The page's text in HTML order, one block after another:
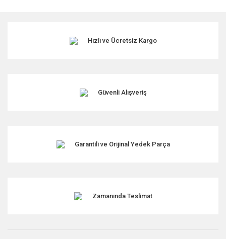
Ürün resmi kalitesiz, bozuk veya görüntülenemiyor.
Ürün fiyatı diğer sitelerden daha pahalı.
Hızlı ve Ücretsiz Kargo
Güvenli Alışveriş
Garantili ve Orijinal Yedek Parça
Zamanında Teslimat